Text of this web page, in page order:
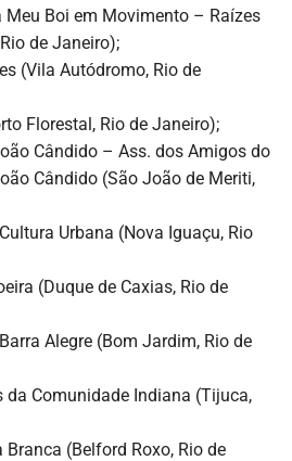
Meu Boi em Movimento – Raízes
de Janeiro);
(Vila Autódromo, Rio de
Florestal, Rio de Janeiro);
Cândido – Ass. dos Amigos do
Cândido (São João de Meriti,
Urbana (Nova Iguaçu, Rio
(Duque de Caxias, Rio de
Alegre (Bom Jardim, Rio de
da Comunidade Indiana (Tijuca,
Branca (Belford Roxo, Rio de